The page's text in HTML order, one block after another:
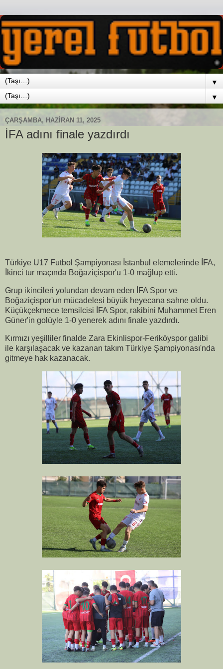
▼
▼
ÇARŞAMBA, HAZIRAN 11, 2025
İFA adını finale yazdırdı
Türkiye U17 Futbol Şampiyonası İstanbul elemelerinde İFA,
İkinci tur maçında Boğaziçispor'u 1-0 mağlup etti.
Grup ikincileri yolundan devam eden İFA Spor ve
Boğaziçispor'un mücadelesi büyük heyecana sahne oldu.
Küçükçekmece temsilcisi İFA Spor, rakibini Muhammet Eren
Güner'in golüyle 1-0 yenerek adını finale yazdırdı.
Kırmızı yeşilliler finalde Zara Ekinlispor-Feriköyspor galibi
ile karşılaşacak ve kazanan takım Türkiye Şampiyonası'nda
gitmeye hak kazanacak.